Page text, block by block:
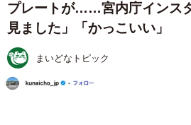
プレートが……宮内庁インス
見ました」「かっこいい」
まいどなトピック